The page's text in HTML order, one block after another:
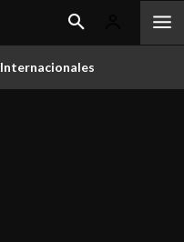
Internacionales